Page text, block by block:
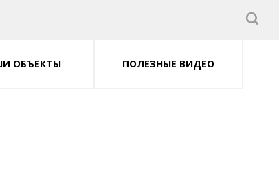
ОБЪЕКТЫ ПОЛЕЗНЫЕ ВИДЕО